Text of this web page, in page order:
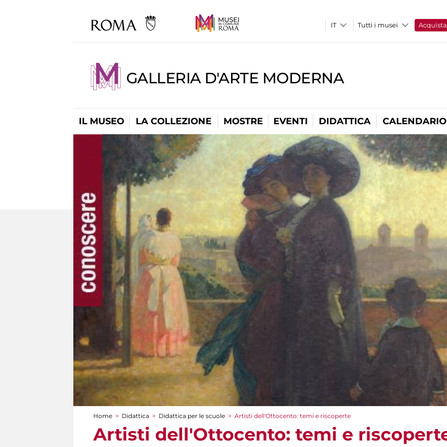
Tutti i musei Acquista
GALLERIA D'ARTE MODERNA
IL MUSEO LA COLLEZIONE MOSTRE EVENTI DIDATTICA CALENDARIO
Tu sei qui
Home > Didattica > Didattica per le scuole > Artisti dell'Ottocento: temi e riscoperte
Artisti dell'Ottocento: temi e